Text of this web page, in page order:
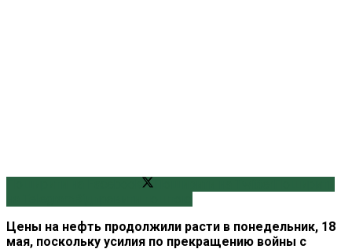
Цены на нефть продолжили расти в понедельник, 18
мая, поскольку усилия по прекращению войны с